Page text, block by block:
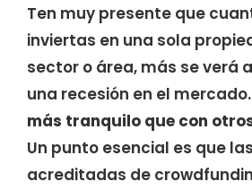
Ten muy presente que
inviertas en una sola
sector o área, más se verá
una recesión en el mercado.
más tranquilo que con
Un punto esencial es que
acreditadas de